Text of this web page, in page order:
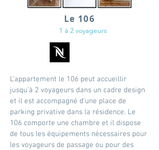
Le 106
1 à 2 voyageurs
L'appartement le 106 peut accueillir
jusqu'à 2 voyageurs dans un cadre design
et il est accompagné d'une place de
parking privative dans la résidence. Le
106 comporte une chambre et il dispose
de tous les équipements nécessaires pour
les voyageurs de passage ou pour des